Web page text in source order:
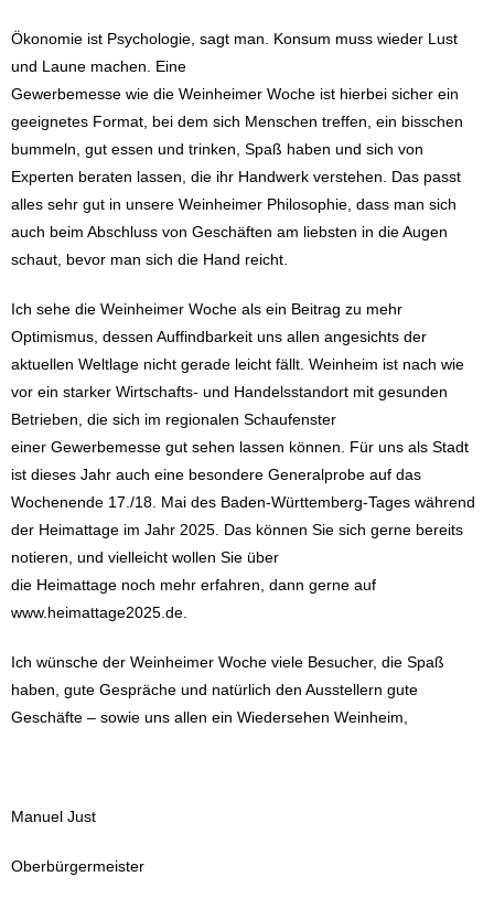
Ökonomie ist Psychologie, sagt man. Konsum muss wieder Lust
und Laune machen. Eine
Gewerbemesse wie die Weinheimer Woche ist hierbei sicher ein
geeignetes Format, bei dem sich Menschen treffen, ein bisschen
bummeln, gut essen und trinken, Spaß haben und sich von
Experten beraten lassen, die ihr Handwerk verstehen. Das passt
alles sehr gut in unsere Weinheimer Philosophie, dass man sich
auch beim Abschluss von Geschäften am liebsten in die Augen
schaut, bevor man sich die Hand reicht.
Ich sehe die Weinheimer Woche als ein Beitrag zu mehr
Optimismus, dessen Auffindbarkeit uns allen angesichts der
aktuellen Weltlage nicht gerade leicht fällt. Weinheim ist nach wie
vor ein starker Wirtschafts- und Handelsstandort mit gesunden
Betrieben, die sich im regionalen Schaufenster
einer Gewerbemesse gut sehen lassen können. Für uns als Stadt
ist dieses Jahr auch eine besondere Generalprobe auf das
Wochenende 17./18. Mai des Baden-Württemberg-Tages während
der Heimattage im Jahr 2025. Das können Sie sich gerne bereits
notieren, und vielleicht wollen Sie über
die Heimattage noch mehr erfahren, dann gerne auf
www.heimattage2025.de.
Ich wünsche der Weinheimer Woche viele Besucher, die Spaß
haben, gute Gespräche und natürlich den Ausstellern gute
Geschäfte – sowie uns allen ein Wiedersehen Weinheim,
Manuel Just
Oberbürgermeister